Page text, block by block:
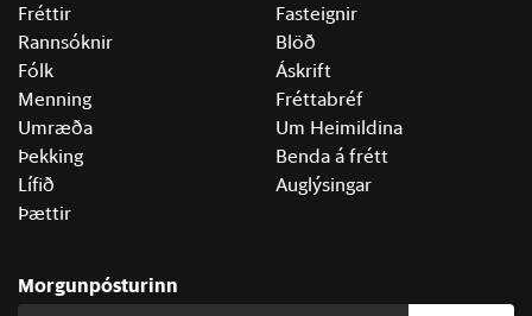
Fréttir
Rannsóknir
Fólk
Menning
Umræða
Þekking
Lífið
Þættir
Fasteignir
Blöð
Áskrift
Fréttabréf
Um Heimildina
Benda á frétt
Auglýsingar
Morgunpósturinn